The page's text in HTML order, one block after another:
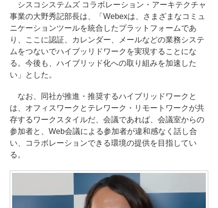
シスコシステムズ コラボレーション・アーキテクチャ
事業の大野秀記部長は、「Webexは、さまざまなコミュ
ニケーションツールを統合したプラットフォームであ
り、ここに認証、カレンダー、メールなどの業務システ
ムをつないでハイブッリドワークを実現することにな
る。今後も、ハイブリッド化への取り組みを加速した
い」とした。
なお、同社が推進・推奨するハイブリッドワークと
は、オフィスワークとテレワーク・リモートワークが共
存するワークスタイルだ、会議であれば、会議室からの
参加者と、Web会議による参加者が違和感なく話し合
い、コラボレーションできる環境の提供を目指してい
る。